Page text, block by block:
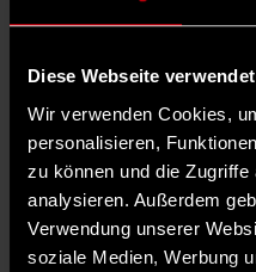
Diese Webseite
Wir verwenden Cookies,
personalisieren,
zu können und die
analysieren. Außerdem
Verwendung unserer
soziale Medien, Werbung
„Bermuda Dreieck“.
Künstlerinarbeitet.
Ruhrgebiet nicht
Michel nicht,
wiederholen sich,